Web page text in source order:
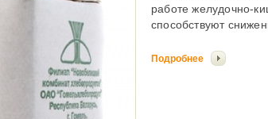
работе желудочно-
способствуют
Подробнее